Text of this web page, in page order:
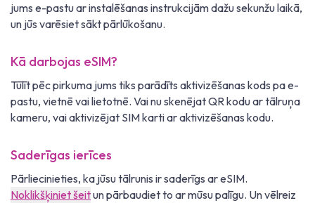
jums e-pastu ar instalēšanas instrukcijām dažu sekunžu laikā,
un jūs varēsiet sākt pārlūkošanu.
Kā darbojas eSIM?
Tūlīt pēc pirkuma jums tiks parādīts aktivizēšanas kods pa e-
pastu, vietnē vai lietotnē. Vai nu skenējat QR kodu ar tālruņa
kameru, vai aktivizējat SIM karti ar aktivizēšanas kodu.
Saderīgas ierīces
Pārliecinieties, ka jūsu tālrunis ir saderīgs ar eSIM.
Noklikšķiniet šeitun pārbaudiet to ar mūsu palīgu. Un vēlreiz